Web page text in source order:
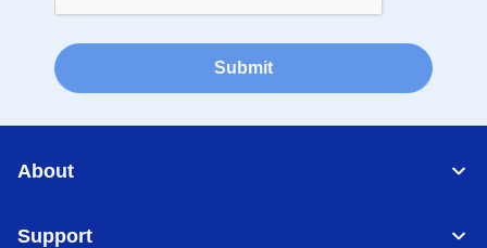
Submit
About
Support